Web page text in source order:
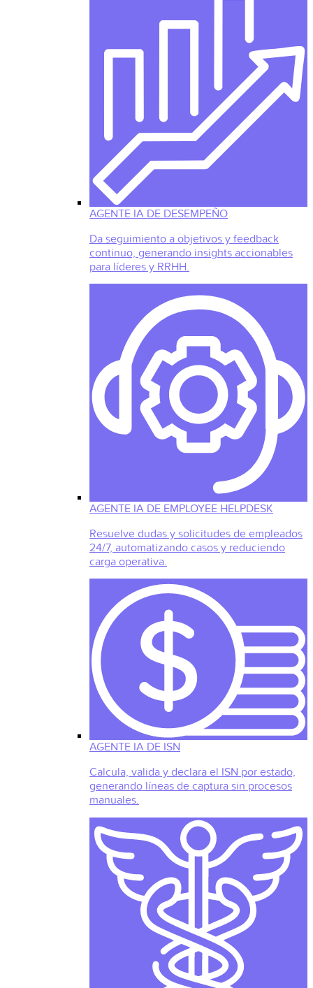
AGENTE IA DE DESEMPEÑO
Da seguimiento a objetivos y feedback
continuo, generando insights accionables
para líderes y RRHH.
AGENTE IA DE EMPLOYEE HELPDESK
Resuelve dudas y solicitudes de empleados
24/7, automatizando casos y reduciendo
carga operativa.
AGENTE IA DE ISN
Calcula, valida y declara el ISN por estado,
generando líneas de captura sin procesos
manuales.